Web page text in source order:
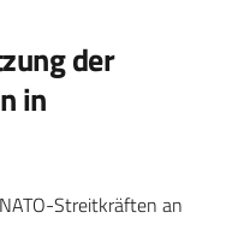
der
in
Streitkräften an